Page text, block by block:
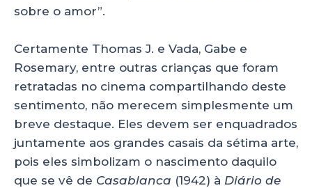
sobre o amor”.
Certamente Thomas J. e Vada, Gabe e
Rosemary, entre outras crianças que foram
retratadas no cinema compartilhando deste
sentimento, não merecem simplesmente um
breve destaque. Eles devem ser enquadrados
juntamente aos grandes casais da sétima arte,
pois eles simbolizam o nascimento daquilo
que se vê de Casablanca (1942) à Diário de